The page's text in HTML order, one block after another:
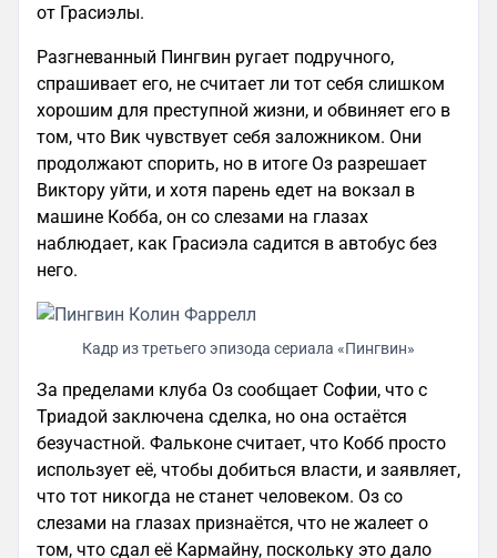
от Грасиэлы.
Разгневанный Пингвин ругает подручного,
спрашивает его, не считает ли тот себя слишком
хорошим для преступной жизни, и обвиняет его в
том, что Вик чувствует себя заложником. Они
продолжают спорить, но в итоге Оз разрешает
Виктору уйти, и хотя парень едет на вокзал в
машине Кобба, он со слезами на глазах
наблюдает, как Грасиэла садится в автобус без
него.
Кадр из третьего эпизода сериала «Пингвин»
За пределами клуба Оз сообщает Софии, что с
Триадой заключена сделка, но она остаётся
безучастной. Фальконе считает, что Кобб просто
использует её, чтобы добиться власти, и заявляет,
что тот никогда не станет человеком. Оз со
слезами на глазах признаётся, что не жалеет о
том, что сдал её Кармайну, поскольку это дало